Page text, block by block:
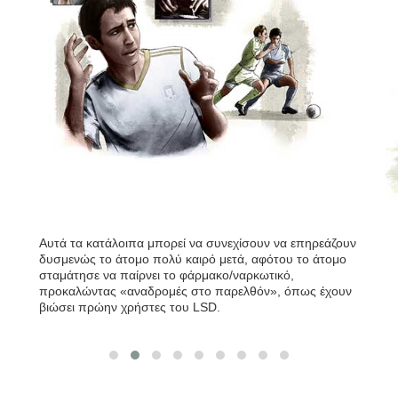
Αυτά τα κατάλοιπα μπορεί να συνεχίσουν να επηρεάζουν
δυσμενώς το άτομο πολύ καιρό μετά, αφότου το άτομο
σταμάτησε να παίρνει το φάρμακο/ναρκωτικό,
προκαλώντας «αναδρομές στο παρελθόν», όπως έχουν
βιώσει πρώην χρήστες του LSD.